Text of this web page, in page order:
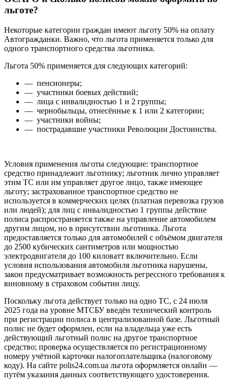
льготе?
Некоторые категории граждан имеют льготу 50% на оплату
Автогражданки. Важно, что льгота применяется только для
одного транспортного средства льготника.
Льгота 50% применяется для следующих категорий:
— пенсионеры;
— участники боевых действий;
— лица с инвалидностью 1 и 2 группы;
— чернобыльцы, отнесённые к 1 или 2 категории;
— участники войны;
— пострадавшие участники Революции Достоинства.
Условия применения льготы следующие: транспортное
средство принадлежит льготнику; льготник лично управляет
этим ТС или им управляет другое лицо, также имеющее
льготу; застрахованное транспортное средство не
используется в коммерческих целях (платная перевозка грузов
или людей); для лиц с инвалидностью 1 группы действие
полиса распространяется также на управление автомобилем
другим лицом, но в присутствии льготника. Льгота
предоставляется только для автомобилей с объёмом двигателя
до 2500 кубических сантиметров или мощностью
электродвигателя до 100 киловатт включительно. Если
условия использования автомобиля льготника нарушены,
закон предусматривает возможность регрессного требования к
виновному в страховом событии лицу.
Поскольку льгота действует только на одно ТС, с 24 июля
2025 года на уровне МТСБУ введён технический контроль
при регистрации полиса в централизованной базе. Льготный
полис не будет оформлен, если на владельца уже есть
действующий льготный полис на другое транспортное
средство; проверка осуществляется по регистрационному
номеру учётной карточки налогоплательщика (налоговому
коду). На сайте polis24.com.ua льгота оформляется онлайн —
путём указания данных соответствующего удостоверения.